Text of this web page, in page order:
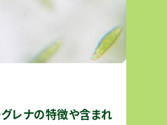
レナの特徴や含まれ